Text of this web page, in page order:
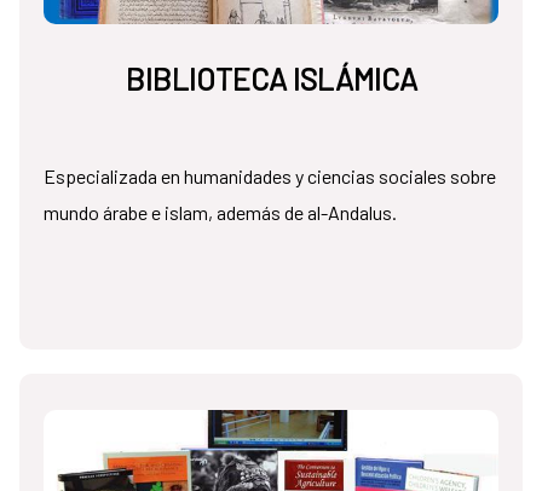
BIBLIOTECA ISLÁMICA
Especializada en humanidades y ciencias sociales sobre
mundo árabe e islam, además de al-Andalus.